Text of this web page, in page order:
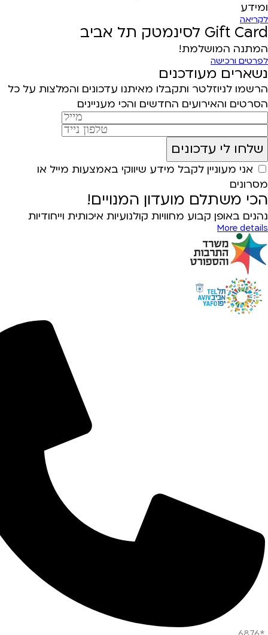
ומידע
לקריאה
Gift Card לסינמטק תל אביב
המתנה המושלמת!
לפרטים ורכישה
נשארים מעודכנים
הרשמו לניוזלטר ותקבלו מאיתנו עדכונים והמלצות על כל
הסרטים והאירועים החדשים והכי מעניינים
אני מעוניין לקבל מידע שיווקי באמצעות מייל או
מסרונים
הכי משתלם מועדון המנויים!
נהנים באופן קבוע מחוויות קולנועיות איכותית וייחודיות
More details